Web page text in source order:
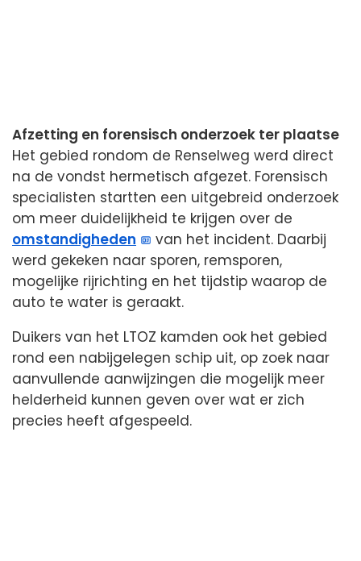
Afzetting en forensisch onderzoek ter plaatse
Het gebied rondom de Renselweg werd direct
na de vondst hermetisch afgezet. Forensisch
specialisten startten een uitgebreid onderzoek
om meer duidelijkheid te krijgen over de
omstandigheden
van het incident. Daarbij
werd gekeken naar sporen, remsporen,
mogelijke rijrichting en het tijdstip waarop de
auto te water is geraakt.
Duikers van het LTOZ kamden ook het gebied
rond een nabijgelegen schip uit, op zoek naar
aanvullende aanwijzingen die mogelijk meer
helderheid kunnen geven over wat er zich
precies heeft afgespeeld.